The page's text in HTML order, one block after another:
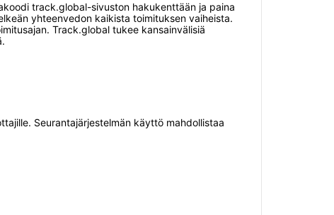
track.global-sivuston hakukenttään ja paina
yhteenvedon kaikista toimituksen vaiheista.
Track.global tukee kansainvälisiä
Seurantajärjestelmän käyttö mahdollistaa